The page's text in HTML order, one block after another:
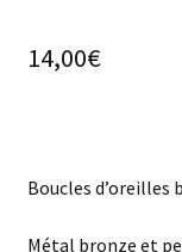
14,00€
Boucles d’oreilles
Métal bronze et